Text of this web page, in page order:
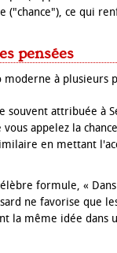
("chance"), ce qui
pensées
moderne à plusieurs
souvent attribuée à
vous appelez la
en mettant
formule, «
ne favorise que
la même idée dans